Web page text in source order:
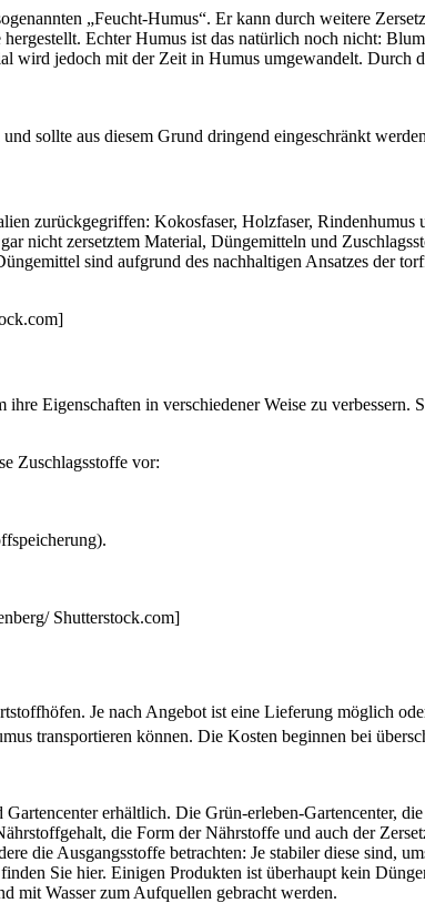
„Feucht-Humus“. Er kann durch weitere
Echter Humus ist das natürlich noch nicht:
wird jedoch mit der Zeit in Humus umgewandelt. Durch
sollte aus diesem Grund dringend eingeschränkt
zurückgegriffen: Kokosfaser, Holzfaser, Rindenhumus
nicht zersetztem Material, Düngemitteln und
sind aufgrund des nachhaltigen Ansatzes der
Eigenschaften in verschiedener Weise zu verbessern.
Zuschlagsstoffe vor:
Shutterstock.com]
Je nach Angebot ist eine Lieferung möglich
transportieren können. Die Kosten beginnen bei
erhältlich. Die Grün-erleben-Gartencenter,
die Form der Nährstoffe und auch der
die Ausgangsstoffe betrachten: Je stabiler diese sind,
Sie hier. Einigen Produkten ist überhaupt kein
mit Wasser zum Aufquellen gebracht werden.